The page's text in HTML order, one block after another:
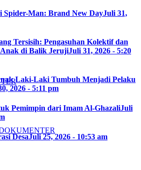
Spider-Man: Brand New DayJuli 31,
Tersisih: Pengasuhan Kolektif dan
di Balik JerujiJuli 31, 2026 - 5:20
Laki-Laki Tumbuh Menjadi Pelaku
2026 - 5:11 pm
Pemimpin dari Imam Al-GhazaliJuli
DesaJuli 25, 2026 - 10:53 am